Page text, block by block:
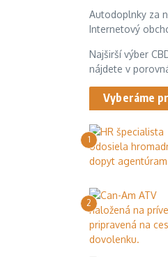
Autodoplnky za
Internetový
Najširší výber
nájdete v
Vyberáme
1
2